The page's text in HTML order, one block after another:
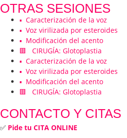
OTRAS SESIONES
▪️ Caracterización de la voz
▪️ Voz virilizada por esteroides
▪️ Modificación del acento
🟥 CIRUGÍA: Glotoplastia
▪️ Caracterización de la voz
▪️ Voz virilizada por esteroides
▪️ Modificación del acento
🟥 CIRUGÍA: Glotoplastia
CONTACTO Y CITAS
✅ Pide tu CITA ONLINE